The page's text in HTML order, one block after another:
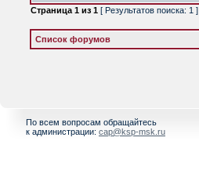
Страница 1 из 1 [ Результатов поиска: 1 ]
Список форумов
По всем вопросам обращайтесь
к администрации: cap@ksp-msk.ru